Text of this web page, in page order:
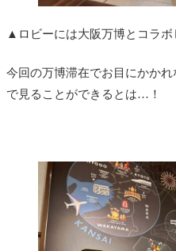
▲ロビーには大阪万博とコラボ
今回の万博滞在でお目にかか
で見ることができるとは…！